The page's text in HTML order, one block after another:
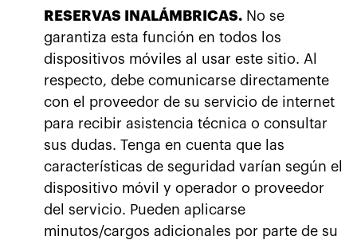
RESERVAS INALÁMBRICAS. No se
garantiza esta función en todos los
dispositivos móviles al usar este sitio. Al
respecto, debe comunicarse directamente
con el proveedor de su servicio de internet
para recibir asistencia técnica o consultar
sus dudas. Tenga en cuenta que las
características de seguridad varían según el
dispositivo móvil y operador o proveedor
del servicio. Pueden aplicarse
minutos/cargos adicionales por parte de su